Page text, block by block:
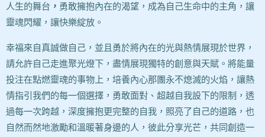
人生的舞台 ， 勇敢擁抱內在的渴望，成為自己生命中的主角，讓
靈魂閃耀，讓快樂綻放。
幸福來自真誠做自己，並且勇於將內在的光與熱情展現於世界，
請允許自己走進聚光燈下，盡情展現獨特的創意與天賦。將能量
投注在點燃靈魂的事物上，培養內心那團永不熄滅的火焰，讓熱
情指引我們的每一個選擇，勇敢面對、超越自我設下的限制，透
過每一次跨越，深度擁抱更完整的自我，照亮了自己的道路，也
自然而然地激勵和溫暖著身邊的人，彼此分享光芒，共同創造一